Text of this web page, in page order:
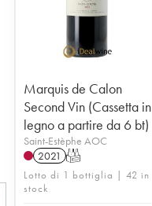
Marquis de Calon
Second Vin (Cassetta in
legno a partire da 6 bt)
Saint-Estèphe AOC
2021 T
Lotto di 1 bottiglia | 42 in
stock